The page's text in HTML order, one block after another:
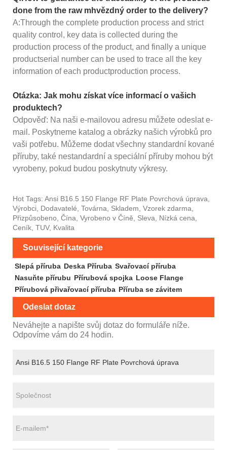
done from the raw mhvězdný order to the delivery?
A:Through the complete production process and strict
quality control, key data is collected during the
production process of the product, and finally a unique
productserial number can be used to trace all the key
information of each productproduction process.
Otázka: Jak mohu získat více informací o vašich
produktech?
Odpověď: Na naši e-mailovou adresu můžete odeslat e-
mail. Poskytneme katalog a obrázky našich výrobků pro
vaši potřebu. Můžeme dodat všechny standardní kované
příruby, také nestandardní a speciální příruby mohou být
vyrobeny, pokud budou poskytnuty výkresy.
Hot Tags: Ansi B16.5 150 Flange RF Plate Povrchová úprava,
Výrobci, Dodavatelé, Továrna, Skladem, Vzorek zdarma,
Přizpůsobeno, Čína, Vyrobeno v Číně, Sleva, Nízká cena,
Ceník, TUV, Kvalita
Související kategorie
Slepá příruba Deska Příruba Svařovací příruba
Nasuňte přírubu Přírubová spojka Loose Flange
Přírubová přivařovací příruba Příruba se závitem
Odeslat dotaz
Neváhejte a napište svůj dotaz do formuláře níže.
Odpovíme vám do 24 hodin.